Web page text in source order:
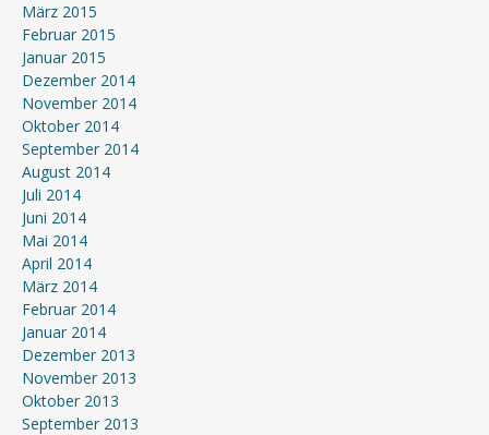
März 2015
Februar 2015
Januar 2015
Dezember 2014
November 2014
Oktober 2014
September 2014
August 2014
Juli 2014
Juni 2014
Mai 2014
April 2014
März 2014
Februar 2014
Januar 2014
Dezember 2013
November 2013
Oktober 2013
September 2013